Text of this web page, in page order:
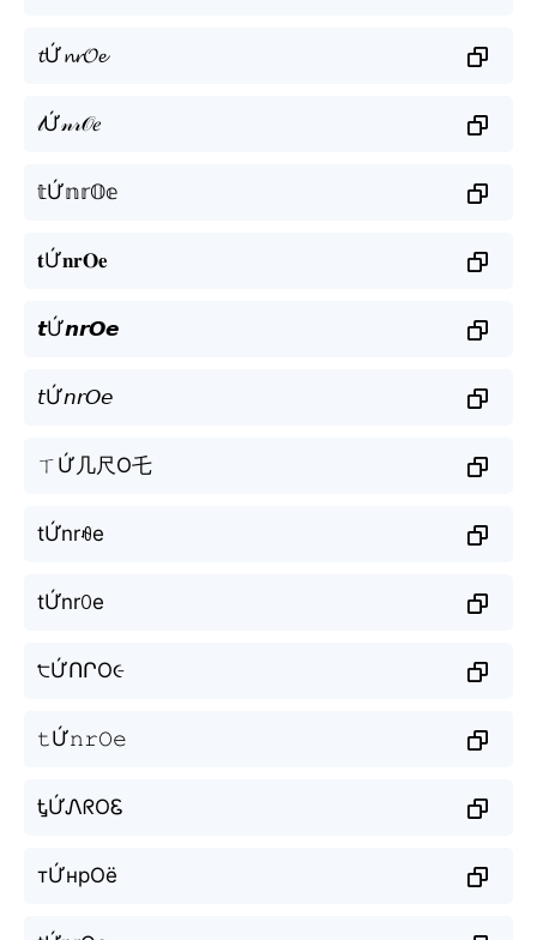
𝓽Ứ𝓷𝓻𝓞𝓮
𝓉Ứ𝓃𝓇𝒪𝑒
𝕥Ứ𝕟𝕣𝕆𝕖
𝐭Ứ𝐧𝐫𝐎𝐞
𝙩Ứ𝙣𝙧𝙊𝙚
𝘵Ứ𝘯𝘳𝘖𝘦
ㄒỨ几尺O乇
tỨnrꆂe
tỨnrꄲe
੮ỨՈՐO૯
𝚝Ứ𝚗𝚛𝙾𝚎
ᎿỨᏁᖇOᏋ
тỨнрОё